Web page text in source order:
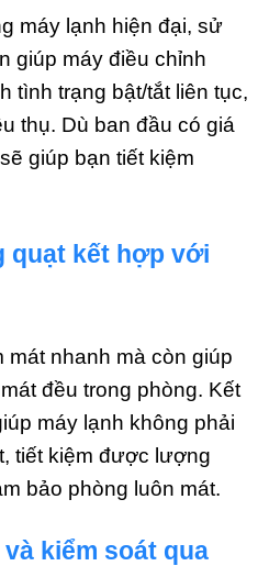
máy lạnh hiện đại, sử
giúp máy điều chỉnh
tình trạng bật/tắt liên tục,
thụ. Dù ban đầu có giá
giúp bạn tiết kiệm
quạt kết hợp với
mát nhanh mà còn giúp
đều trong phòng. Kết
máy lạnh không phải
tiết kiệm được lượng
bảo phòng luôn mát.
kiểm soát qua